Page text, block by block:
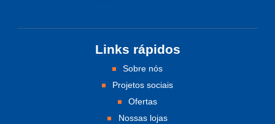
Links rápidos
Sobre nós
Projetos sociais
Ofertas
Nossas lojas